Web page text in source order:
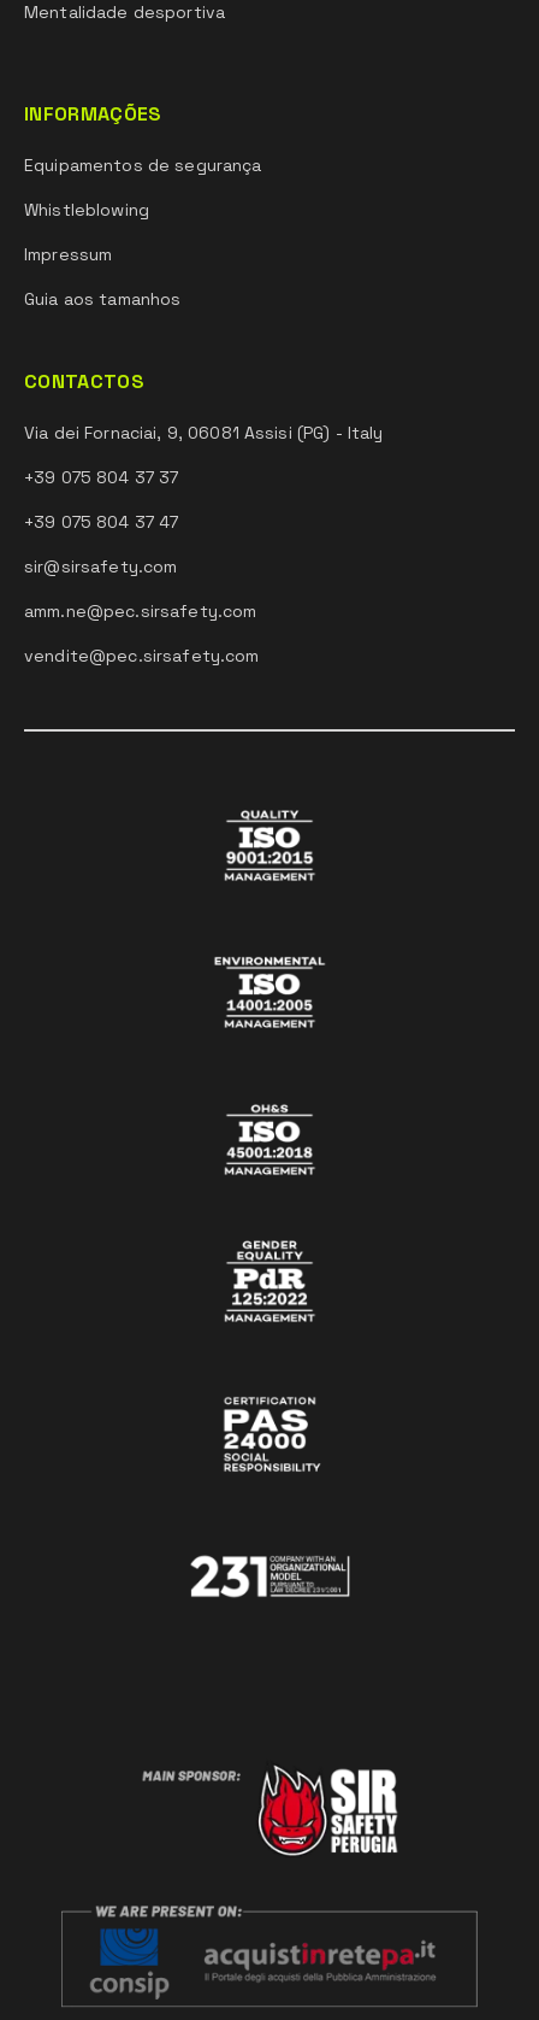
Mentalidade desportiva
INFORMAÇÕES
Equipamentos de segurança
Whistleblowing
Impressum
Guia aos tamanhos
CONTACTOS
Via dei Fornaciai, 9, 06081 Assisi (PG) - Italy
+39 075 804 37 37
+39 075 804 37 47
sir@sirsafety.com
amm.ne@pec.sirsafety.com
vendite@pec.sirsafety.com